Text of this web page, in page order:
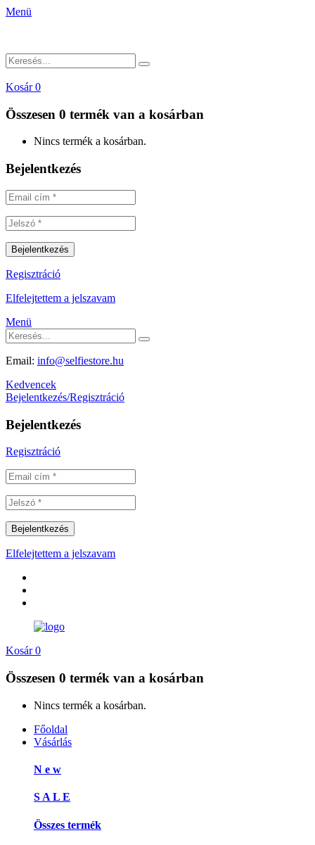
Menü
Kosár 0
Összesen 0 termék van a kosárban
Nincs termék a kosárban.
Bejelentkezés
Regisztráció
Elfelejtettem a jelszavam
Menü
Email: info@selfiestore.hu
Kedvencek
Bejelentkezés/Regisztráció
Bejelentkezés
Regisztráció
Elfelejtettem a jelszavam
Kosár 0
Összesen 0 termék van a kosárban
Nincs termék a kosárban.
Főoldal
Vásárlás
N e w
S A L E
Összes termék